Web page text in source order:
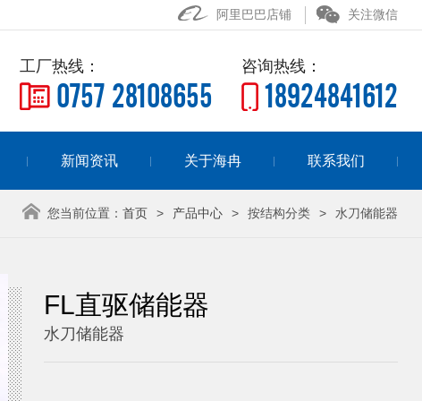
阿里巴巴店铺 关注微信
工厂热线：
0757 28108655
咨询热线：
18924841612
新闻资讯 关于海冉 联系我们
您当前位置：首页 > 产品中心 > 按结构分类 > 水刀储能器
FL直驱储能器
水刀储能器